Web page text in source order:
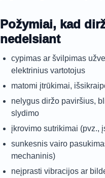
Požymiai, kad
nedelsiant
cypimas ar švilpimas
elektrinius vartotojus
matomi įtrūkimai,
nelygus diržo paviršius,
slydimo
įkrovimo sutrikimai (pvz.,
sunkesnis vairo
mechaninis)
neįprasti vibracijos ar